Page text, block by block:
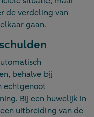
de verdeling van
gaan.
behalve bij
echtgenoot
Bij een huwelijk in
uitbreiding van de